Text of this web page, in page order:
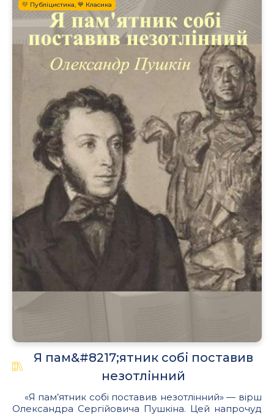
💛 Публіцистика, 💙 Класика
Я пам&#8217;ятник собі поставив
незотлінний
«Я пам’ятник собі поставив незотлінний» — вірш
Олександра Сергійовича Пушкіна. Цей напрочуд